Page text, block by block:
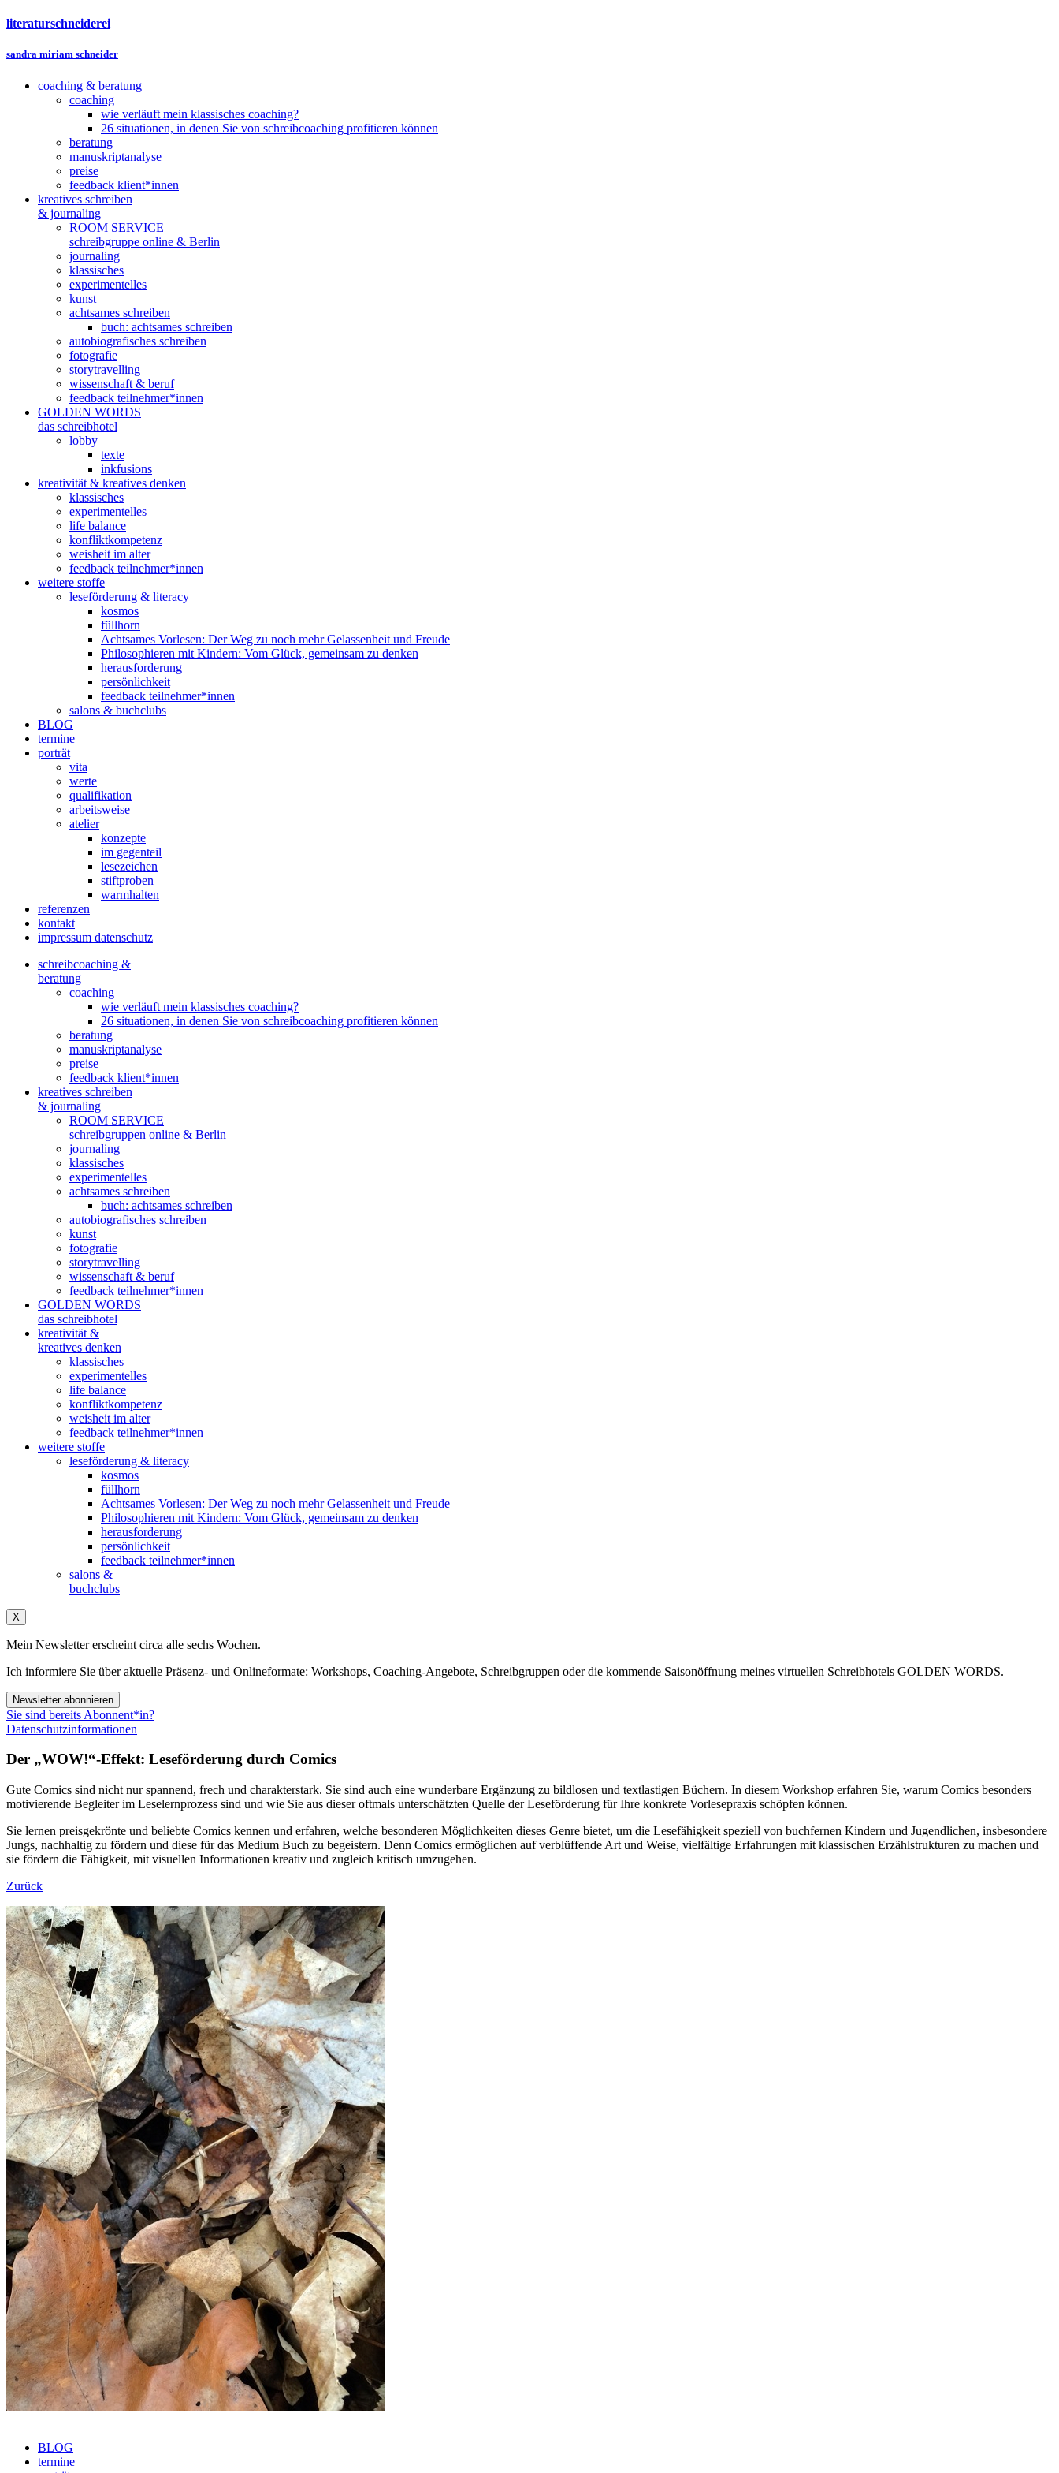
literaturschneiderei
sandra miriam schneider
coaching & beratung
coaching
wie verläuft mein klassisches coaching?
26 situationen, in denen Sie von schreibcoaching profitieren können
beratung
manuskriptanalyse
preise
feedback klient*innen
kreatives schreiben
& journaling
ROOM SERVICE
schreibgruppe online & Berlin
journaling
klassisches
experimentelles
kunst
achtsames schreiben
buch: achtsames schreiben
autobiografisches schreiben
fotografie
storytravelling
wissenschaft & beruf
feedback teilnehmer*innen
GOLDEN WORDS
das schreibhotel
lobby
texte
inkfusions
kreativität & kreatives denken
klassisches
experimentelles
life balance
konfliktkompetenz
weisheit im alter
feedback teilnehmer*innen
weitere stoffe
leseförderung & literacy
kosmos
füllhorn
Achtsames Vorlesen: Der Weg zu noch mehr Gelassenheit und Freude
Philosophieren mit Kindern: Vom Glück, gemeinsam zu denken
herausforderung
persönlichkeit
feedback teilnehmer*innen
salons & buchclubs
BLOG
termine
porträt
vita
werte
qualifikation
arbeitsweise
atelier
konzepte
im gegenteil
lesezeichen
stiftproben
warmhalten
referenzen
kontakt
impressum datenschutz
schreibcoaching &
beratung
coaching
wie verläuft mein klassisches coaching?
26 situationen, in denen Sie von schreibcoaching profitieren können
beratung
manuskriptanalyse
preise
feedback klient*innen
kreatives schreiben
& journaling
ROOM SERVICE
schreibgruppen online & Berlin
journaling
klassisches
experimentelles
achtsames schreiben
buch: achtsames schreiben
autobiografisches schreiben
kunst
fotografie
storytravelling
wissenschaft & beruf
feedback teilnehmer*innen
GOLDEN WORDS
das schreibhotel
kreativität &
kreatives denken
klassisches
experimentelles
life balance
konfliktkompetenz
weisheit im alter
feedback teilnehmer*innen
weitere stoffe
leseförderung & literacy
kosmos
füllhorn
Achtsames Vorlesen: Der Weg zu noch mehr Gelassenheit und Freude
Philosophieren mit Kindern: Vom Glück, gemeinsam zu denken
herausforderung
persönlichkeit
feedback teilnehmer*innen
salons &
buchclubs
X
Mein Newsletter erscheint circa alle sechs Wochen.
Ich informiere Sie über aktuelle Präsenz- und Onlineformate: Workshops, Coaching-Angebote, Schreibgruppen oder die kommende Saisonöffnung meines virtuellen Schreibhotels GOLDEN WORDS.
Newsletter abonnieren
Sie sind bereits Abonnent*in?
Datenschutzinformationen
Der „WOW!“-Effekt: Leseförderung durch Comics
Gute Comics sind nicht nur spannend, frech und charakterstark. Sie sind auch eine wunderbare Ergänzung zu bildlosen und textlastigen Büchern. In diesem Workshop erfahren Sie, warum Comics besonders
motivierende Begleiter im Leselernprozess sind und wie Sie aus dieser oftmals unterschätzten Quelle der Leseförderung für Ihre konkrete Vorlesepraxis schöpfen können.
Sie lernen preisgekrönte und beliebte Comics kennen und erfahren, welche besonderen Möglichkeiten dieses Genre bietet, um die Lesefähigkeit speziell von buchfernen Kindern und Jugendlichen, insbesondere
Jungs, nachhaltig zu fördern und diese für das Medium Buch zu begeistern. Denn Comics ermöglichen auf verblüffende Art und Weise, vielfältige Erfahrungen mit klassischen Erzählstrukturen zu machen und
sie fördern die Fähigkeit, mit visuellen Informationen kreativ und zugleich kritisch umzugehen.
Zurück
BLOG
termine